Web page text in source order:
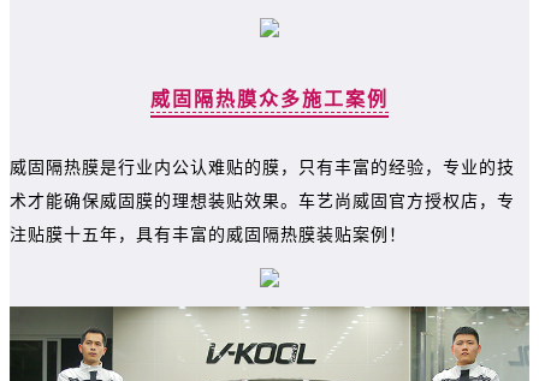
威固隔热膜众多施工案例
威固隔热膜是行业内公认难贴的膜，只有丰富的经验，专业的技
术才能确保威固膜的理想装贴效果。车艺尚威固官方授权店，专
注贴膜十五年，具有丰富的威固隔热膜装贴案例！